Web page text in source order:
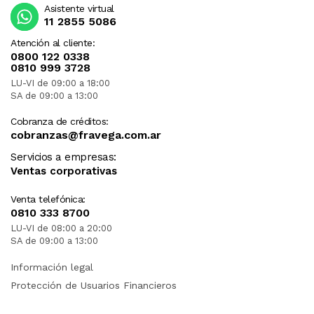
Atención al cliente:
0800 122 0338
0810 999 3728
LU-VI de 09:00 a 18:00
SA de 09:00 a 13:00
Cobranza de créditos:
cobranzas@fravega.com.ar
Servicios a empresas:
Ventas corporativas
Venta telefónica:
0810 333 8700
LU-VI de 08:00 a 20:00
SA de 09:00 a 13:00
Asistente virtual
11 2855 5086
Información legal
Protección de Usuarios Financieros